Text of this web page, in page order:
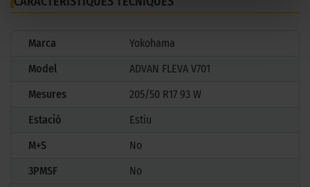
Marca
Yokohama
Model
ADVAN FLEVA V701
Mesures
205/50 R17 93 W
Estació
Estiu
M+S
No
3PMSF
No